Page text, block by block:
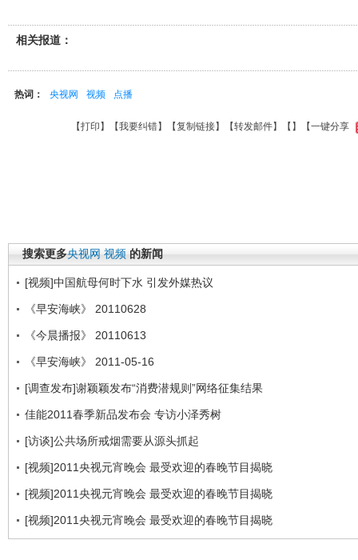
相关报道：
热词： 央视网 视频 点播
【打印 】【我要纠错】【复制链接】【转发邮件】【 】 【一键分享
搜索更多央视网 视频 的新闻
[视频]中国航母何时下水 引发外媒热议
《早安海峡》 20110628
《今晨播报》 20110613
《早安海峡》 2011-05-16
[调查发布]谢颖颖发布“消费潜规则”网络征集结果
佳能2011春季新品发布会 专访小泽秀树
[访谈]公共场所戒烟需要从源头抓起
[视频]2011央视元宵晚会 最受欢迎的春晚节目揭晓
[视频]2011央视元宵晚会 最受欢迎的春晚节目揭晓
[视频]2011央视元宵晚会 最受欢迎的春晚节目揭晓